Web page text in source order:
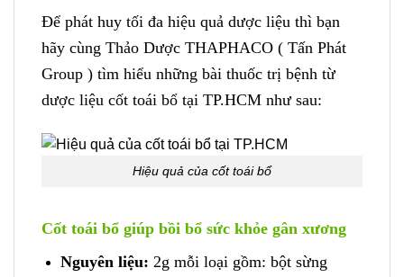
Để phát huy tối đa hiệu quả dược liệu thì bạn
hãy cùng Thảo Dược THAPHACO ( Tấn Phát
Group ) tìm hiểu những bài thuốc trị bệnh từ
dược liệu cốt toái bổ tại TP.HCM như sau:
Hiệu quả của cốt toái bổ
Cốt toái bổ giúp bồi bổ sức khỏe gân xương
Nguyên liệu: 2g mỗi loại gồm: bột sừng